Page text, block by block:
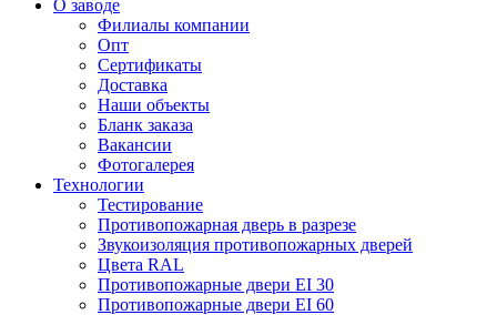
О заводе
Филиалы компании
Опт
Сертификаты
Доставка
Наши объекты
Бланк заказа
Вакансии
Фотогалерея
Технологии
Тестирование
Противопожарная дверь в разрезе
Звукоизоляция противопожарных дверей
Цвета RAL
Противопожарные двери EI 30
Противопожарные двери EI 60